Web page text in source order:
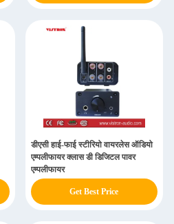
डीएसी हाई-फाई स्टीरियो वायरलेस ऑडियो
एम्पलीफायर क्लास डी डिजिटल पावर
एम्पलीफायर
Get Best Price